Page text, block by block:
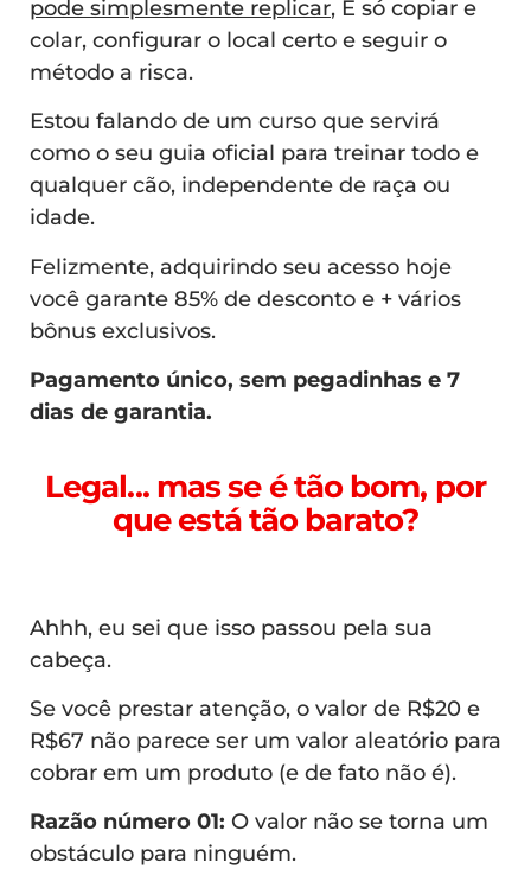
pode simplesmente replicar, É só copiar e
colar, configurar o local certo e seguir o
método a risca.
Estou falando de um curso que servirá
como o seu guia oficial para treinar todo e
qualquer cão, independente de raça ou
idade.
Felizmente, adquirindo seu acesso hoje
você garante 85% de desconto e + vários
bônus exclusivos.
Pagamento único, sem pegadinhas e 7
dias de garantia.
Legal... mas se é tão bom, por
que está tão barato?
Ahhh, eu sei que isso passou pela sua
cabeça.
Se você prestar atenção, o valor de R$20 e
R$67 não parece ser um valor aleatório para
cobrar em um produto (e de fato não é).
Razão número 01: O valor não se torna um
obstáculo para ninguém.